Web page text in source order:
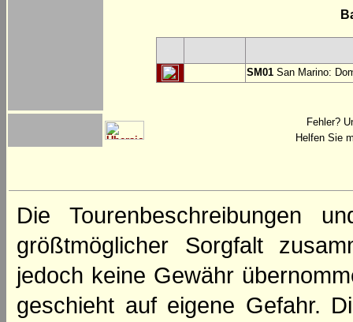
SM01 San Marino:
Fehler?
Helfen Sie
Die Tourenbeschreibungen
größtmöglicher Sorgfalt
jedoch keine Gewähr
geschieht auf eigene Gefahr.